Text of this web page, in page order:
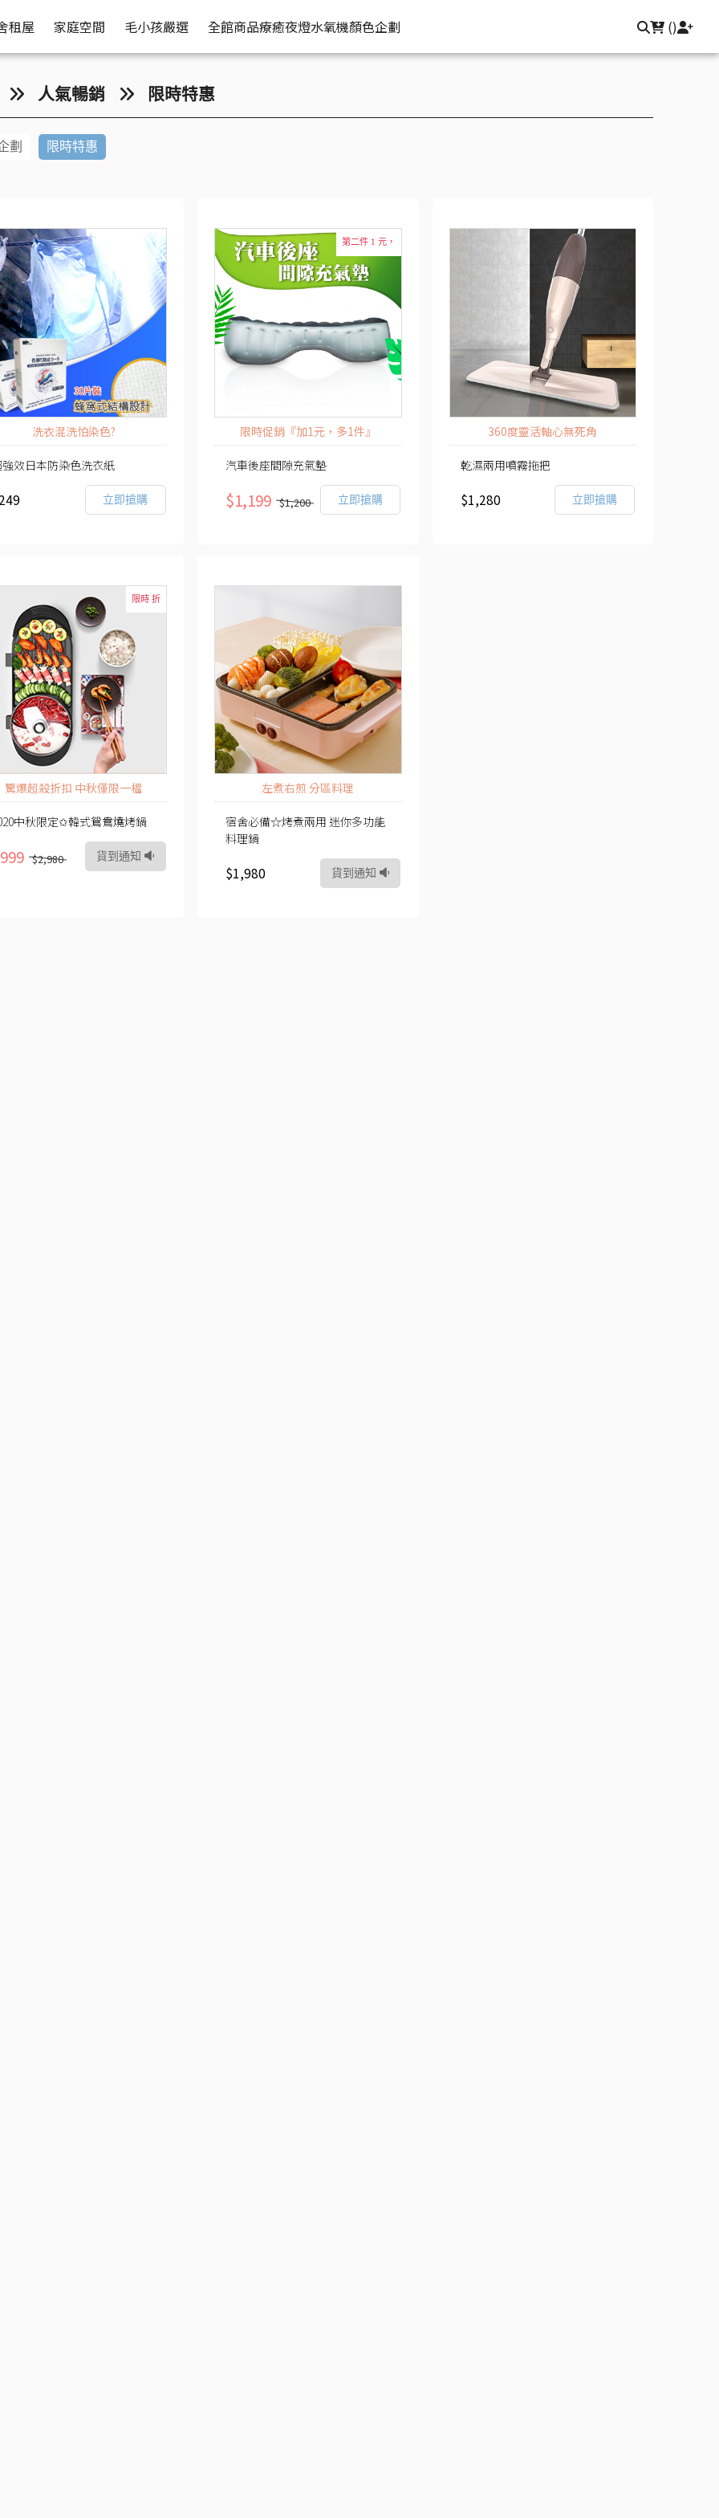
租屋 家庭空間 毛小孩嚴選 全館商品療癒夜燈水氧機顏色企劃 ()
人氣暢銷 限時特惠
劃 限時特惠
洗衣混洗怕染色?
效日本防染色洗衣紙
立即搶購
第二件 1 元，
限時促銷『加1元，多1件』
汽車後座間隙充氣墊
$1,199 $1,200 立即搶購
360度靈活軸心無死角
乾濕兩用噴霧拖把
$1,280 立即搶購
限時 折
驚爆超殺折扣 中秋僅限一檔
中秋限定✩韓式鴛鴦燒烤鍋
$2,980 貨到通知
左煮右煎 分區料理
宿舍必備☆烤煮兩用 迷你多功能
料理鍋
$1,980 貨到通知